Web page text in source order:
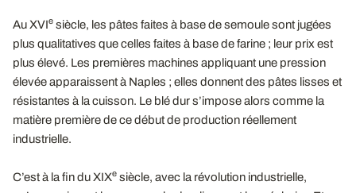
Au XVIe siècle, les pâtes faites à base de semoule sont jugées
plus qualitatives que celles faites à base de farine ; leur prix est
plus élevé. Les premières machines appliquant une pression
élevée apparaissent à Naples ; elles donnent des pâtes lisses et
résistantes à la cuisson. Le blé dur s’impose alors comme la
matière première de ce début de production réellement
industrielle.
C’est à la fin du XIXe siècle, avec la révolution industrielle,